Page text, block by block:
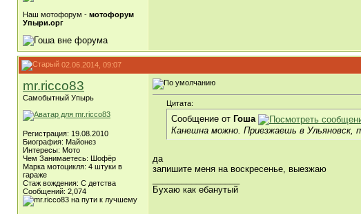
Наш мотофорум - мотофорум
Упыри.орг
02.06.2014, 09:07
mr.ricco83
Самобытный Упырь
Регистрация: 19.08.2010
Биография: Майонез
Интересы: Мото
Чем Занимаетесь: Шофёр
Марка мотоцикля: 4 штуки в
гараже
Стаж вождения: C детства
Сообщений: 2,074
Цитата:
Сообщение от Гоша
Канешна можно. Приезжаешь в Ульяновск,
да
запишите меня на воскресенье, выезжаю
Бухаю как ебанутый